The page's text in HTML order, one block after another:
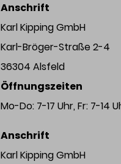
Anschrift
Karl Kipping GmbH
Karl-Bröger-Straße 2-4
36304 Alsfeld
Öffnungszeiten
Mo-Do: 7-17 Uhr, Fr: 7-14
Anschrift
Karl Kipping GmbH